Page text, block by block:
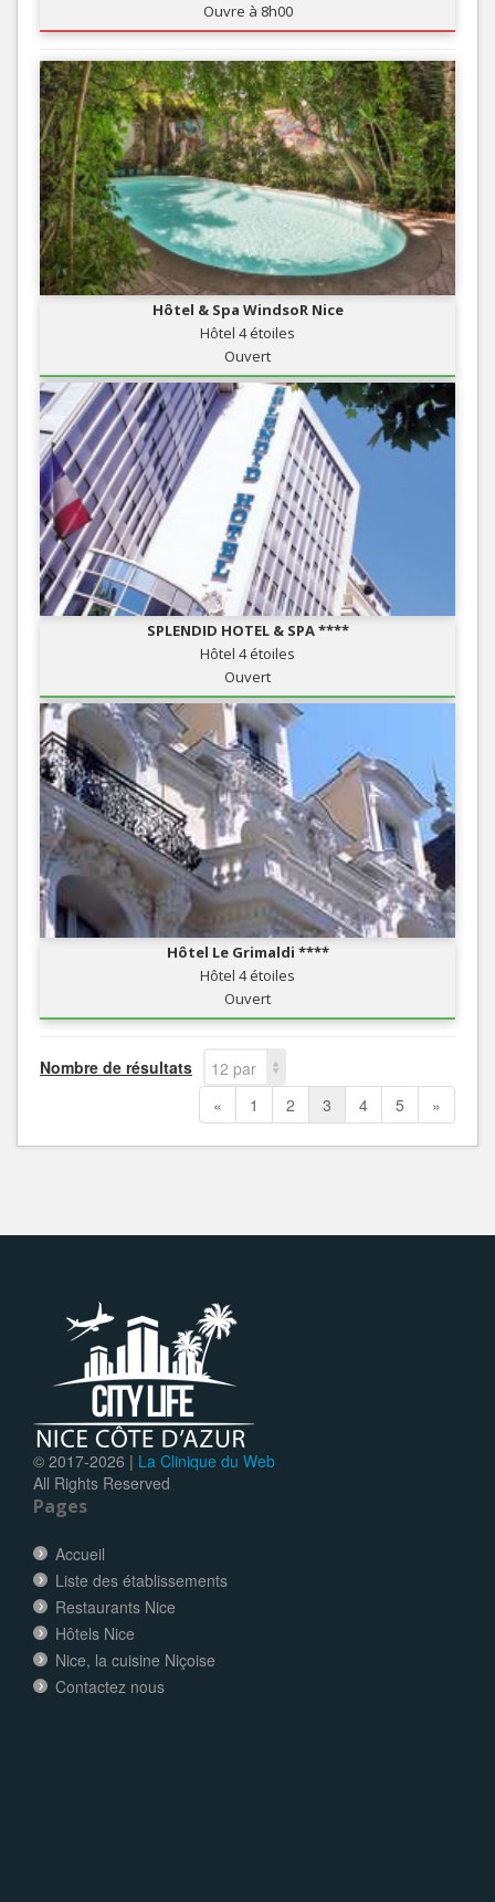
Ouvre à 8h00
Hôtel & Spa WindsoR Nice
Hôtel 4 étoiles
Ouvert
SPLENDID HOTEL & SPA ****
Hôtel 4 étoiles
Ouvert
Hôtel Le Grimaldi ****
Hôtel 4 étoiles
Ouvert
Nombre de résultats
12 par
page
« 1 2 3 4 5 »
© 2017-2026 | La Clinique du Web
All Rights Reserved
Pages
Accueil
Liste des établissements
Restaurants Nice
Hôtels Nice
Nice, la cuisine Niçoise
Contactez nous